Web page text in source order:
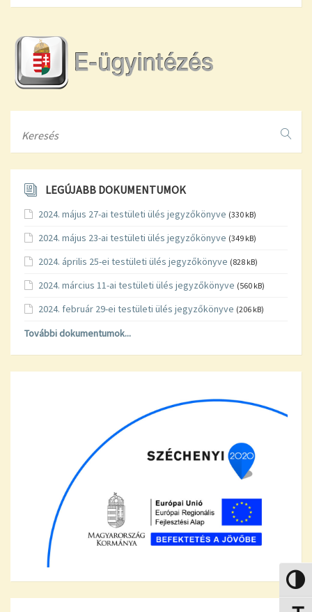
Nagy
LEGÚJABB DOKUMENTUMOK
2024. május 27-ai testületi ülés jegyzőkönyve (330 kB)
2024. május 23-ai testületi ülés jegyzőkönyve (349 kB)
2024. április 25-ei testületi ülés jegyzőkönyve (828 kB)
2024. március 11-ai testületi ülés jegyzőkönyve (560 kB)
2024. február 29-ei testületi ülés jegyzőkönyve (206 kB)
További dokumentumok...